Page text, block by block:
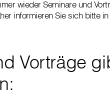
wieder Seminare und
informieren Sie sich bitte in
Vorträge